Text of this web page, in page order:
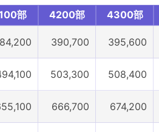
1,467,200 1,491,100
1,578,200 1,604,000
部 4200部 4300部
390,700 395,600
503,300 508,400
666,700 674,200